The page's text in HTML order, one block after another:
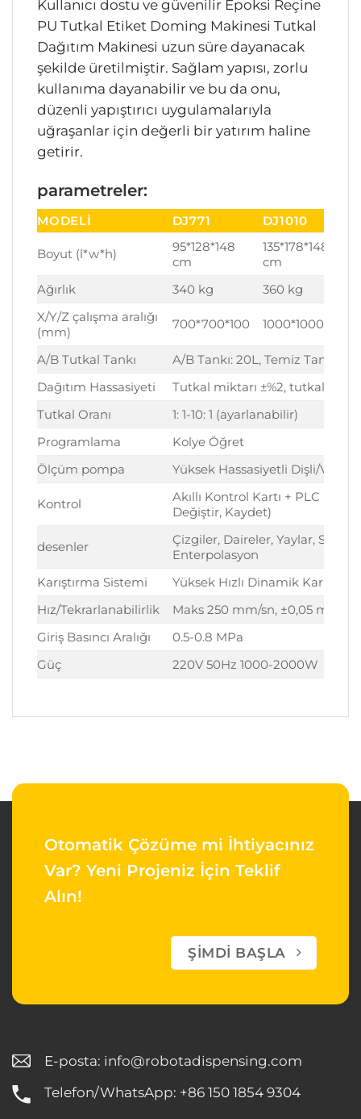
Kullanıcı dostu ve güvenilir Epoksi Reçine
PU Tutkal Etiket Doming Makinesi Tutkal
Dağıtım Makinesi uzun süre dayanacak
şekilde üretilmiştir. Sağlam yapısı, zorlu
kullanıma dayanabilir ve bu da onu,
düzenli yapıştırıcı uygulamalarıyla
uğraşanlar için değerli bir yatırım haline
getirir.
parametreler:
MODELI DJ771 DJ1010
Boyut (l*w*h)
95*128*148
cm
135*178*148
cm
Ağırlık
340 kg
360 kg
X/Y/Z çalışma aralığı
(mm)
700*700*100 1000*1000*100
A/B Tutkal Tankı
A/B Tankı: 20L, Temiz Tank: 5L
Dağıtım Hassasiyeti
Tutkal miktarı ±%2, tutkal oranı
Tutkal Oranı
1: 1-10: 1 (ayarlanabilir)
Programlama
Kolye Öğret
Ölçüm pompa
Yüksek Hassasiyetli Dişli/Vidalı
Kontrol
Akıllı Kontrol Kartı + PLC +
Değiştir, Kaydet)
desenler
Çizgiler, Daireler, Yaylar,
Enterpolasyon
Karıştırma Sistemi
Yüksek Hızlı Dinamik
Hız/Tekrarlanabilirlik
Maks 250 mm/sn, ±0,05 mm
Giriş Basıncı Aralığı
0.5-0.8 MPa
Güç
220V 50Hz 1000-2000W
Otomatik Çözüme mi İhtiyacınız
Var? Yeni Projeniz İçin Teklif
Alın!
ŞIMDI BAŞLA
E-posta: info@robotadispensing.com
Telefon/WhatsApp: +86 150 1854 9304